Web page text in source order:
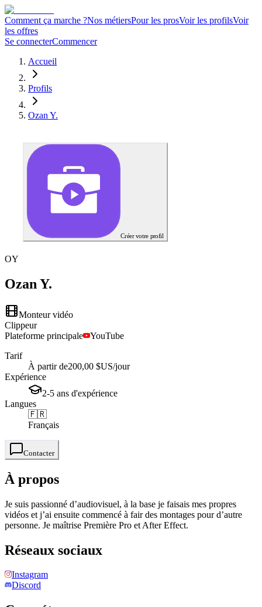
Comment ça marche ?Nos métiersPour les prosVoir les profilsVoir
les offres
Se connecterCommencer
Accueil
Profils
Ozan Y.
Créer votre profil
OY
Ozan Y.
Monteur vidéo
Clippeur
Plateforme principale
YouTube
Tarif
À partir de200,00 $US/jour
Expérience
2-5 ans d'expérience
Langues
🇫🇷
Français
Contacter
À propos
Je suis passionné d’audiovisuel, à la base je faisais mes propres
vidéos et j’ai ensuite commencé à fair des montages pour d’autre
personne. Je maîtrise Première Pro et After Effect.
Réseaux sociaux
Instagram
Discord